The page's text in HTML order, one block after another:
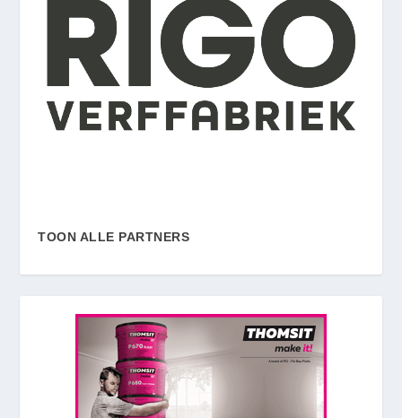
TOON ALLE PARTNERS